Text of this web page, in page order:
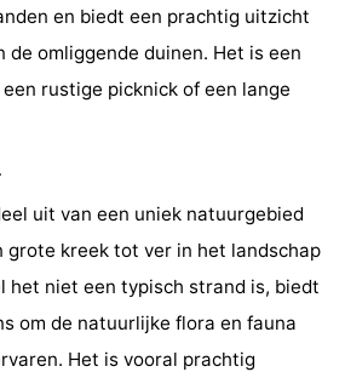
en biedt een prachtig uitzicht
de omliggende duinen. Het is een
rustige picknick of een lange
uit van een uniek natuurgebied
grote kreek tot ver in het landschap
het niet een typisch strand is, biedt
om de natuurlijke flora en fauna
Het is vooral prachtig